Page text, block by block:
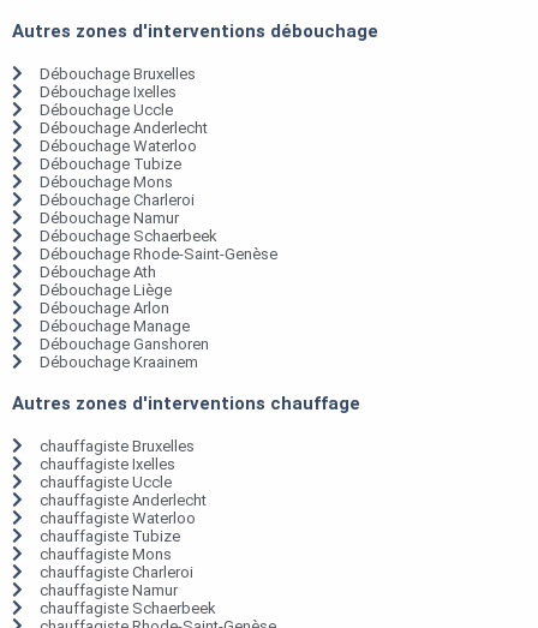
Autres zones d'interventions débouchage
Débouchage Bruxelles
Débouchage Ixelles
Débouchage Uccle
Débouchage Anderlecht
Débouchage Waterloo
Débouchage Tubize
Débouchage Mons
Débouchage Charleroi
Débouchage Namur
Débouchage Schaerbeek
Débouchage Rhode-Saint-Genèse
Débouchage Ath
Débouchage Liège
Débouchage Arlon
Débouchage Manage
Débouchage Ganshoren
Débouchage Kraainem
Autres zones d'interventions chauffage
chauffagiste Bruxelles
chauffagiste Ixelles
chauffagiste Uccle
chauffagiste Anderlecht
chauffagiste Waterloo
chauffagiste Tubize
chauffagiste Mons
chauffagiste Charleroi
chauffagiste Namur
chauffagiste Schaerbeek